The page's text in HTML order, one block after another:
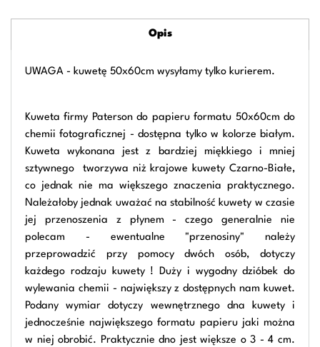
Opis
UWAGA - kuwetę 50x60cm wysyłamy tylko kurierem.
Kuweta firmy Paterson do papieru formatu 50x60cm do
chemii fotograficznej - dostępna tylko w kolorze białym.
Kuweta wykonana jest z bardziej miękkiego i mniej
sztywnego tworzywa niż krajowe kuwety Czarno-Białe,
co jednak nie ma większego znaczenia praktycznego.
Należałoby jednak uważać na stabilność kuwety w czasie
jej przenoszenia z płynem - czego generalnie nie
polecam - ewentualne "przenosiny" należy
przeprowadzić przy pomocy dwóch osób, dotyczy
każdego rodzaju kuwety ! Duży i wygodny dzióbek do
wylewania chemii - największy z dostępnych nam kuwet.
Podany wymiar dotyczy wewnętrznego dna kuwety i
jednocześnie największego formatu papieru jaki można
w niej obrobić. Praktycznie dno jest większe o 3 - 4 cm.